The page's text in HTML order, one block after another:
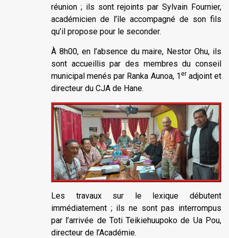
réunion ; ils sont rejoints par Sylvain Fournier,
académicien de l’île accompagné de son fils
qu’il propose pour le seconder.
À 8h00, en l’absence du maire, Nestor Ohu, ils
sont accueillis par des membres du conseil
municipal menés par Ranka Aunoa, 1eradjoint et
directeur du CJA de Hane.
Les travaux sur le lexique débutent
immédiatement ; ils ne sont pas interrompus
par l’arrivée de Toti Teikiehuupoko de Ua Pou,
directeur de l’Académie.